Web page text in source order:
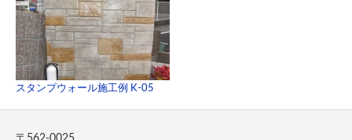
スタンプウォール施工例 K-05